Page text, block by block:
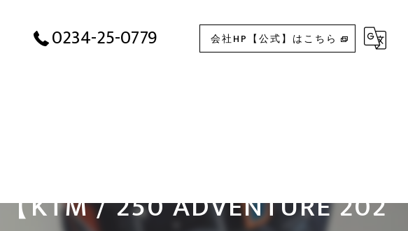
0234-25-0779 会社HP【公式】はこちら
/ 250 ADVENTURE 202